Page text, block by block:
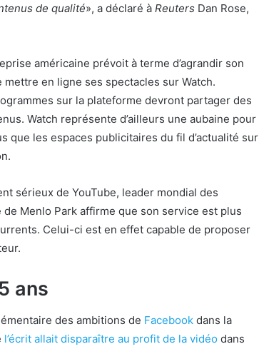
de qualité», a déclaré à Reuters Dan Rose,
américaine prévoit à terme d’agrandir son
en ligne ses spectacles sur Watch.
sur la plateforme devront partager des
Watch représente d’ailleurs une aubaine pour
que les espaces publicitaires du fil d’actualité sur
sérieux de YouTube, leader mondial des
Menlo Park affirme que son service est plus
Celui-ci est en effet capable de proposer
ans
des ambitions de Facebook dans la
l’écrit allait disparaître au profit de la vidéo dans